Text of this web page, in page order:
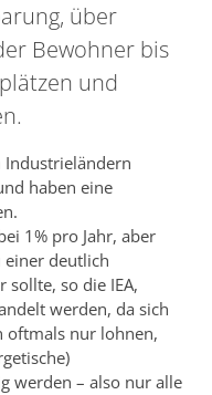
über
Bewohner bis
und
Industrieländern
haben eine
1% pro Jahr, aber
deutlich
sollte, so die IEA,
werden, da sich
oftmals nur lohnen,
werden – also nur alle